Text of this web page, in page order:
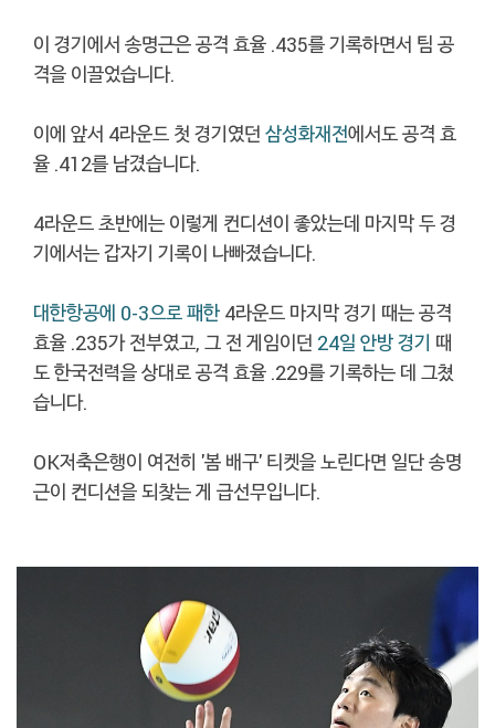
이 경기에서 송명근은 공격 효율 .435를 기록하면서 팀 공
격을 이끌었습니다.
이에 앞서 4라운드 첫 경기였던 삼성화재전에서도 공격 효
율 .412를 남겼습니다.
4라운드 초반에는 이렇게 컨디션이 좋았는데 마지막 두 경
기에서는 갑자기 기록이 나빠졌습니다.
대한항공에 0-3으로 패한 4라운드 마지막 경기 때는 공격
효율 .235가 전부였고, 그 전 게임이던 24일 안방 경기 때
도 한국전력을 상대로 공격 효율 .229를 기록하는 데 그쳤
습니다.
OK저축은행이 여전히 '봄 배구' 티켓을 노린다면 일단 송명
근이 컨디션을 되찾는 게 급선무입니다.